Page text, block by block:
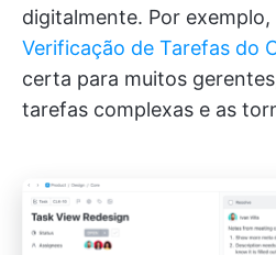
digitalmente. Por exemplo,
Verificação de Tarefas do
certa para muitos
tarefas complexas e as